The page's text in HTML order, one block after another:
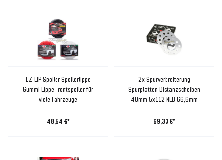
EZ-LIP Spoiler Spoilerlippe
Gummi Lippe Frontspoiler für
viele Fahrzeuge
48,54 €*
2x Spurverbreiterung
Spurplatten Distanzscheiben
40mm 5x112 NLB 66,6mm
69,33 €*